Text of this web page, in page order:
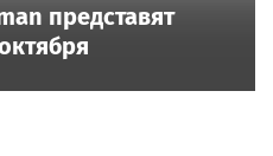
представят